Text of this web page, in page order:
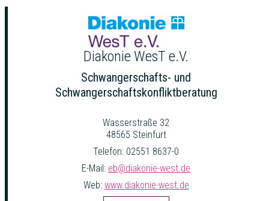
Diakonie WesT e.V.
Schwangerschafts- und
Schwangerschaftskonfliktberatung
Wasserstraße 32
48565 Steinfurt
Telefon: 02551 8637-0
E-Mail: eb@diakonie-west.de
Web: www.diakonie-west.de